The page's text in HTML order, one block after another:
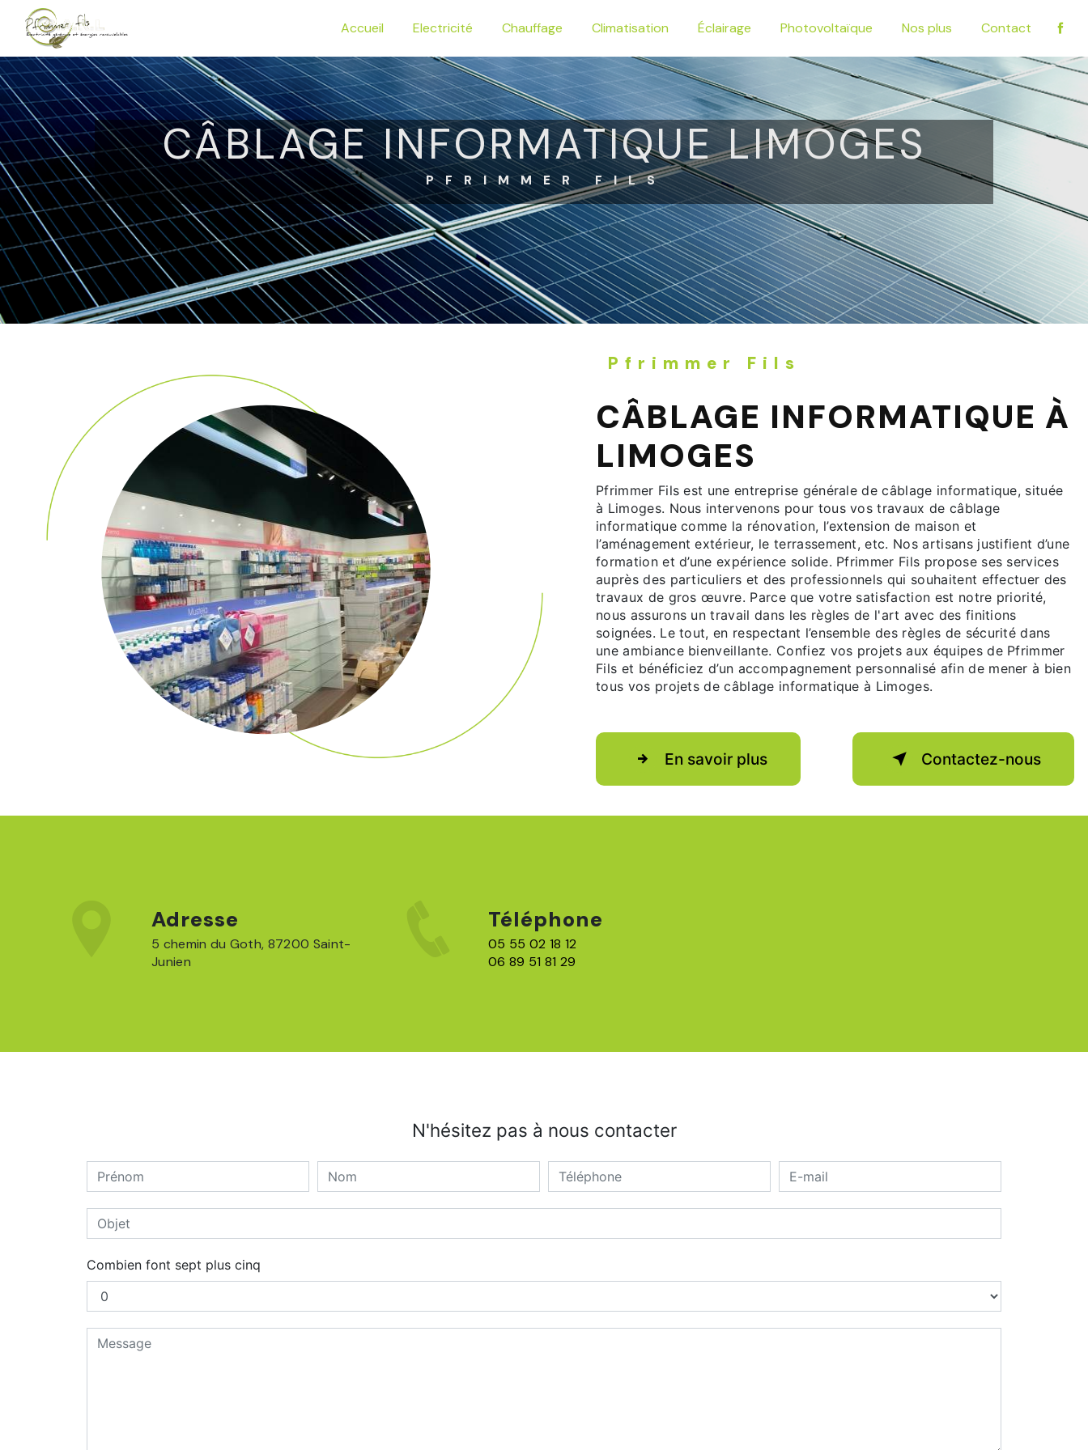
Accueil Electricité Chauffage Climatisation Éclairage Photovoltaïque Nos plus Contact
CÂBLAGE INFORMATIQUE LIMOGES
PFRIMMER FILS
Pfrimmer Fils
CÂBLAGE INFORMATIQUE À
LIMOGES
Pfrimmer Fils est une entreprise générale de câblage informatique, située
à Limoges. Nous intervenons pour tous vos travaux de câblage
informatique comme la rénovation, l’extension de maison et
l’aménagement extérieur, le terrassement, etc. Nos artisans justifient d’une
formation et d’une expérience solide. Pfrimmer Fils propose ses services
auprès des particuliers et des professionnels qui souhaitent effectuer des
travaux de gros œuvre. Parce que votre satisfaction est notre priorité,
nous assurons un travail dans les règles de l'art avec des finitions
soignées. Le tout, en respectant l’ensemble des règles de sécurité dans
une ambiance bienveillante. Confiez vos projets aux équipes de Pfrimmer
Fils et bénéficiez d’un accompagnement personnalisé afin de mener à bien
tous vos projets de câblage informatique à Limoges.
En savoir plus Contactez-nous
Adresse
5 chemin du Goth, 87200 Saint-
Junien
Téléphone
05 55 02 18 12
06 89 51 81 29
N'hésitez pas à nous contacter
Combien font sept plus cinq
Panneau de gestion des cookies